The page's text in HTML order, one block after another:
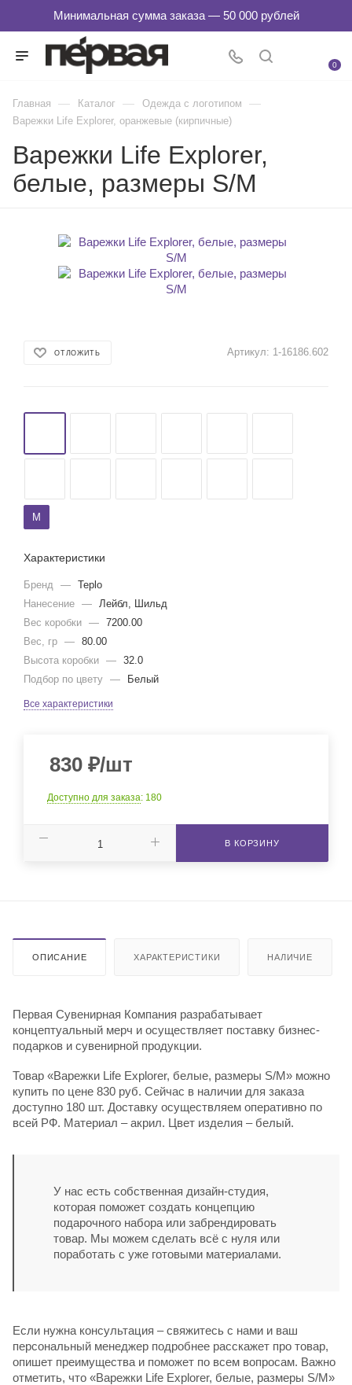
0
Главная — Каталог — Одежда с логотипом —
Варежки Life Explorer, оранжевые (кирпичные)
Варежки Life Explorer,
белые, размеры S/M
ОТЛОЖИТЬ Артикул: 1-16186.602
M
Характеристики
Бренд — Teplo
Нанесение — Лейбл, Шильд
Вес коробки — 7200.00
Вес, гр — 80.00
Высота коробки — 32.0
Подбор по цвету — Белый
Все характеристики
830 ₽/шт
Доступно для заказа: 180
В КОРЗИНУ
ОПИСАНИЕ ХАРАКТЕРИСТИКИ НАЛИЧИЕ
Первая Сувенирная Компания разрабатывает
концептуальный мерч и осуществляет поставку бизнес-
подарков и сувенирной продукции.
Товар «Варежки Life Explorer, белые, размеры S/M» можно
купить по цене 830 руб. Сейчас в наличии для заказа
доступно 180 шт. Доставку осуществляем оперативно по
всей РФ. Материал – акрил. Цвет изделия – белый.
У нас есть собственная дизайн-студия,
которая поможет создать концепцию
подарочного набора или забрендировать
товар. Мы можем сделать всё с нуля или
поработать с уже готовыми материалами.
Если нужна консультация – свяжитесь с нами и ваш
персональный менеджер подробнее расскажет про товар,
опишет преимущества и поможет по всем вопросам. Важно
отметить, что «Варежки Life Explorer, белые, размеры S/M»